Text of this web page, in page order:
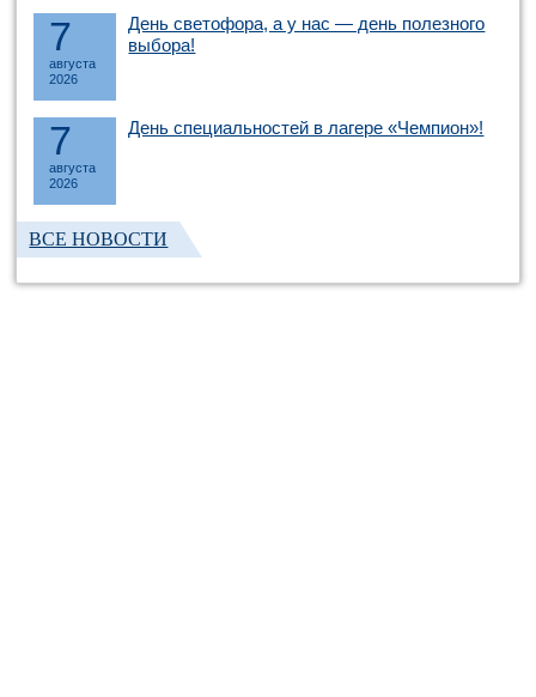
7
августа
2026
День светофора, а у нас — день полезного
выбора!
7
августа
2026
День специальностей в лагере «Чемпион»!
ВСЕ НОВОСТИ